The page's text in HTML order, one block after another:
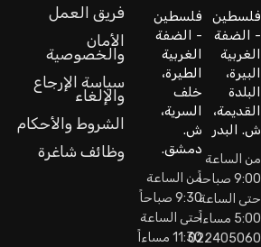
فلسطين
- الضفة
الغربية
البيرة،
البلدة
القديمة،
ش. البدر
من الساعة
9:00 صباحاً
حتى الساعة
5:00 مساءاً
022405060
فلسطين
- الضفة
الغربية
الطيرة،
خلف
السرية،
ش.
دمشق.
من الساعة
9:30 صباحاً
حتى الساعة
11:30 مساءاً
فريق العمل
الأمان
والخصوصية
سياسة الإرجاع
والإلغاء
الشروط والأحكام
وظائف شاغرة